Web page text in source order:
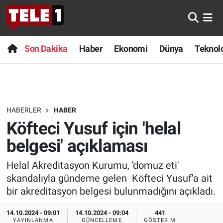
Son Dakika Haber Ekonomi Dünya
HABERLER HABER
Köfteci Yusuf için 'helal
belgesi' açıklaması
Helal Akreditasyon Kurumu, 'domuz eti'
skandalıyla gündeme gelen Köfteci Yusuf'a ait
bir akreditasyon belgesi bulunmadığını açıkladı.
14.10.2024 - 09:01
YAYINLANMA
14.10.2024 - 09:04
GÜNCELLEME
441
GÖSTERIM
Anında Manşet
Başka Sohbetler
Bilim turu
Bilim ve Teknoloji Evreni
Doğa Konuşuyor
Dünya
Ege Saati
Son Dakika
Haber
Dünya
Teknoloji
Sağlık
Spor
Yayın Akışı
Nöbetçi Eczaneler
Hava Durumu
Trafik Durumu
Süper Lig Puan Durumu ve Fikstür
Tüm Manşetler
Son Dakika Haberleri
Haber Arşivi